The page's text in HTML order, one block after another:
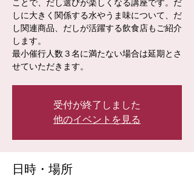
ことで、だし選びが楽しくなる講座です。だ
しに大きく関係する水やうま味について、だ
し関連商品、だしが活躍する飲食店もご紹介
します。
最小催行人数３名に満たない場合は延期とさ
せていただきます。
受付が終了しました
他のイベントを見る
日時・場所